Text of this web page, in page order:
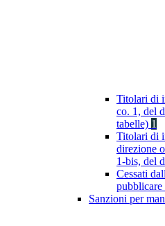
Titolari di
co. 1, del
tabelle) 1
Titolari di
direzione
1-bis, del
Cessati
Sanzioni per